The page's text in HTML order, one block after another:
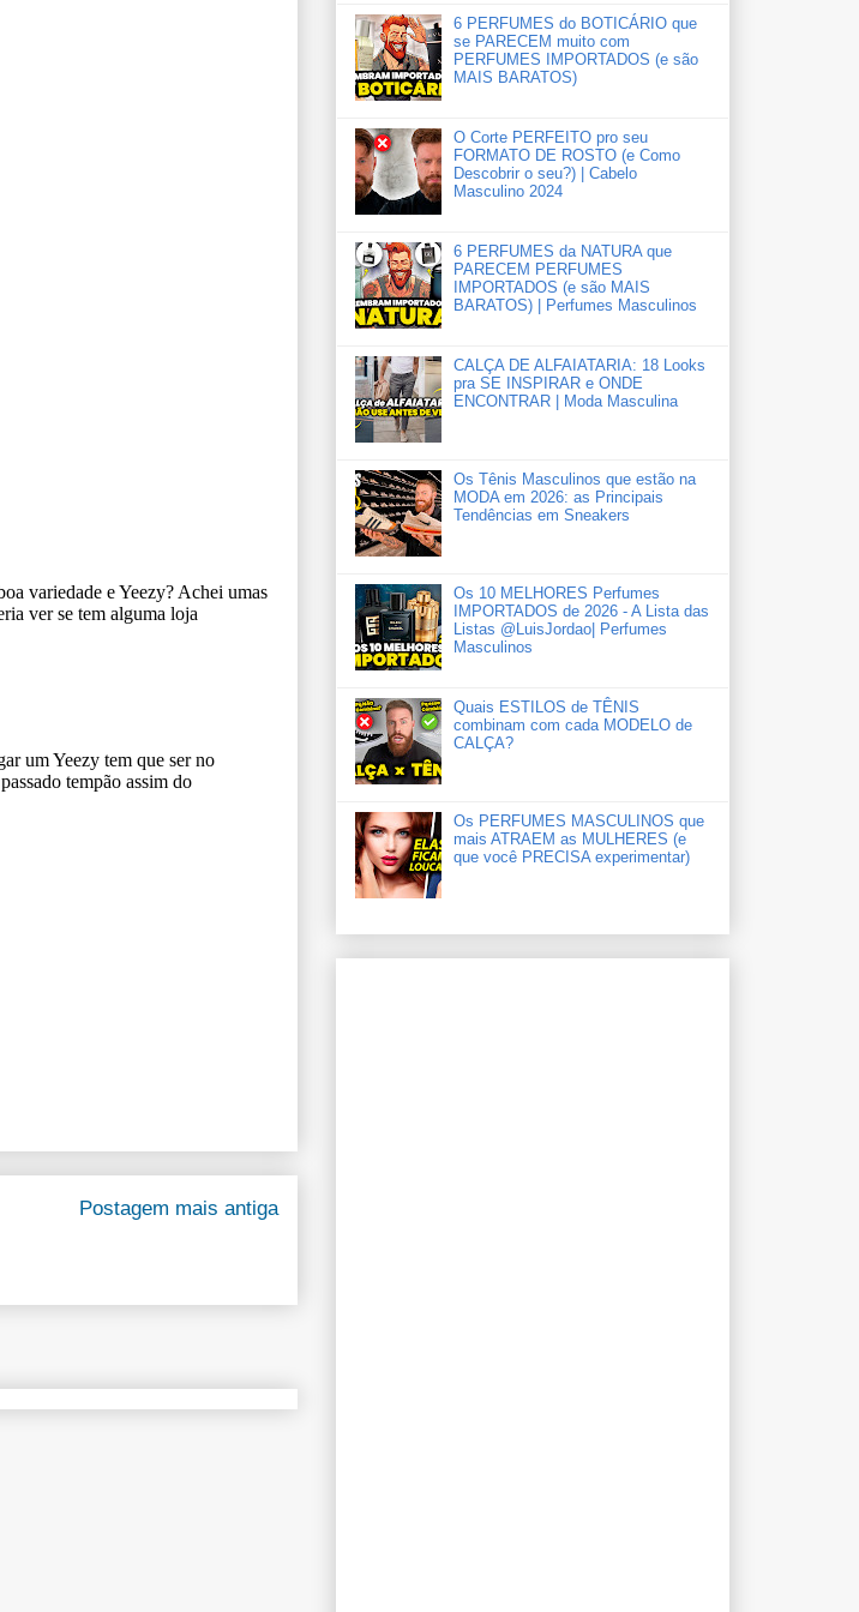
Postagem mais antiga
6 PERFUMES do BOTICÁRIO que
se PARECEM muito com
PERFUMES IMPORTADOS (e são
MAIS BARATOS)
O Corte PERFEITO pro seu
FORMATO DE ROSTO (e Como
Descobrir o seu?) | Cabelo
Masculino 2024
6 PERFUMES da NATURA que
PARECEM PERFUMES
IMPORTADOS (e são MAIS
BARATOS) | Perfumes Masculinos
CALÇA DE ALFAIATARIA: 18 Looks
pra SE INSPIRAR e ONDE
ENCONTRAR | Moda Masculina
Os Tênis Masculinos que estão na
MODA em 2026: as Principais
Tendências em Sneakers
Os 10 MELHORES Perfumes
IMPORTADOS de 2026 - A Lista das
Listas ‪‪‪@LuisJordao‬| Perfumes
Masculinos
Quais ESTILOS de TÊNIS
combinam com cada MODELO de
CALÇA?
Os PERFUMES MASCULINOS que
mais ATRAEM as MULHERES (e
que você PRECISA experimentar)